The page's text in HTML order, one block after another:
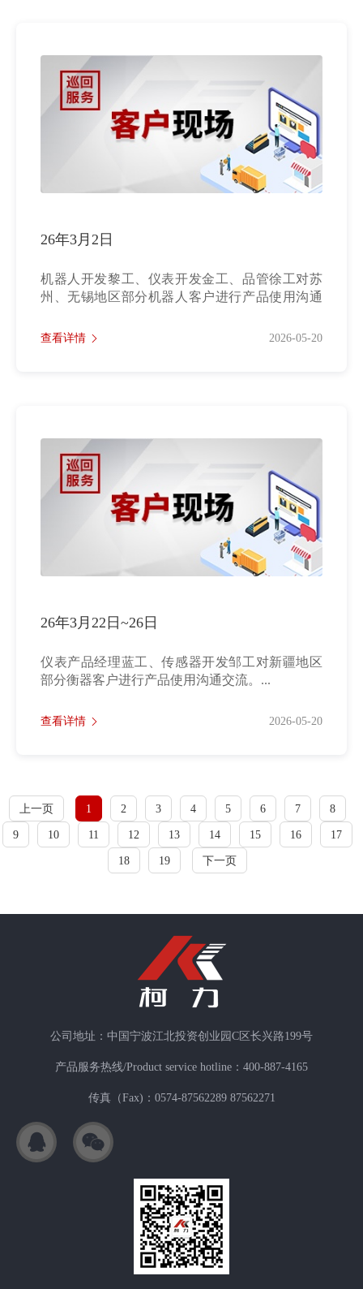
26年3月2日
机器人开发黎工、仪表开发金工、品管徐工对苏
州、无锡地区部分机器人客户进行产品使用沟通
查看详情 2026-05-20
26年3月22日~26日
仪表产品经理蓝工、传感器开发邹工对新疆地区
部分衡器客户进行产品使用沟通交流。...
查看详情 2026-05-20
上一页 1 2 3 4 5 6 7 8
9 10 11 12 13 14 15 16 17
18 19 下一页
公司地址：中国宁波江北投资创业园C区长兴路199号
产品服务热线/Product service hotline：400-887-4165
传真（Fax)：0574-87562289 87562271